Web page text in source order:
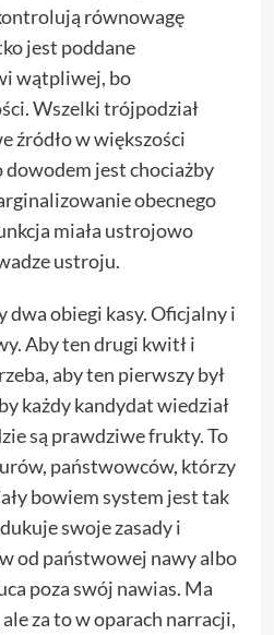
równowagę
jest poddane
wątpliwej, bo
Wszelki trójpodział
źródło w większości
jest chociażby
obecnego
miała ustrojowo
ustroju.
dwa obiegi kasy. Oficjalny i
Aby ten drugi kwitł i
aby ten pierwszy był
każdy kandydat wiedział
są prawdziwe frukty. To
państwowców, którzy
bowiem system jest tak
swoje zasady i
od państwowej nawy albo
poza swój nawias. Ma
ale za to w oparach narracji,